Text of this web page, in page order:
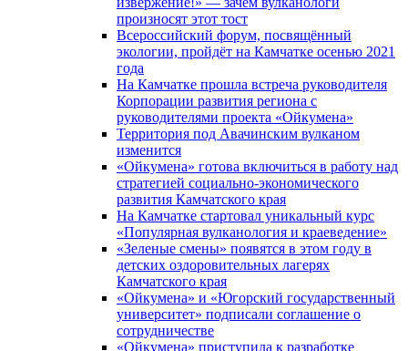
произносят этот тост
Всероссийский форум, посвящённый
экологии, пройдёт на Камчатке осенью 2021
года
На Камчатке прошла встреча руководителя
Корпорации развития региона с
руководителями проекта «Ойкумена»
Территория под Авачинским вулканом
изменится
«Ойкумена» готова включиться в работу над
стратегией социально-экономического
развития Камчатского края
На Камчатке стартовал уникальный курс
«Популярная вулканология и краеведение»
«Зеленые смены» появятся в этом году в
детских оздоровительных лагерях
Камчатского края
«Ойкумена» и «Югорский государственный
университет» подписали соглашение о
сотрудничестве
«Ойкумена» приступила к разработке